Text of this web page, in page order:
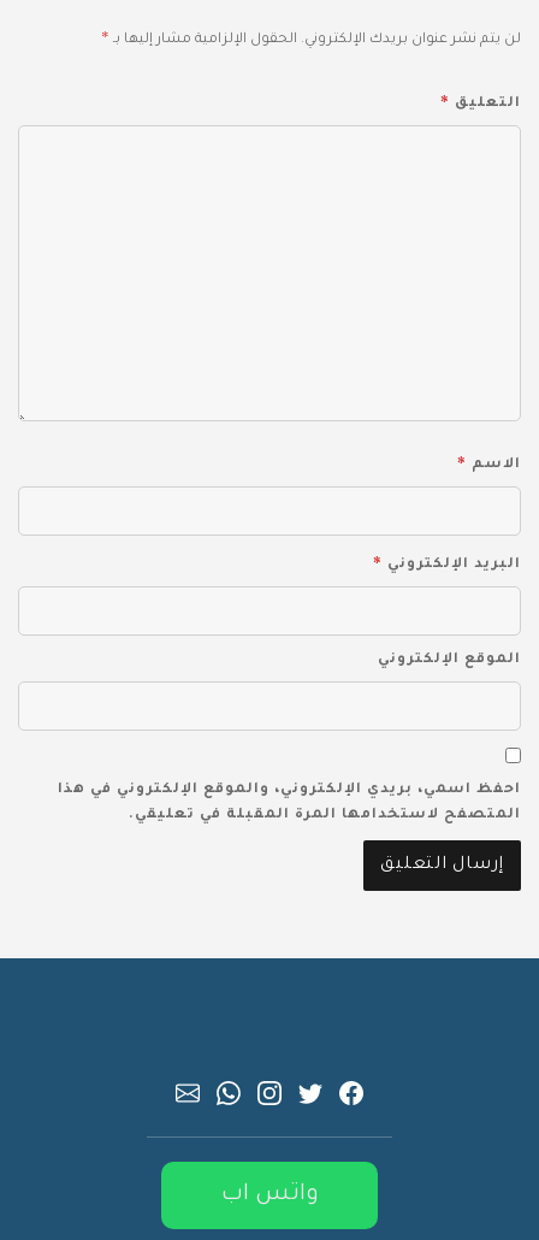
لن يتم نشر عنوان بريدك الإلكتروني. الحقول الإلزامية مشار إليها بـ *
التعليق *
الاسم *
البريد الإلكتروني *
الموقع الإلكتروني
احفظ اسمي، بريدي الإلكتروني، والموقع الإلكتروني في هذا
المتصفح لاستخدامها المرة المقبلة في تعليقي.
واتس اب